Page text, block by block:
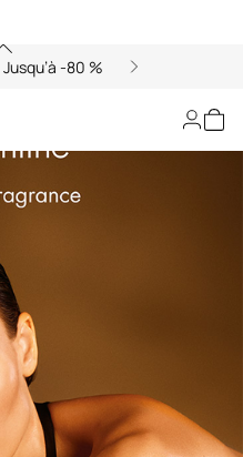
-80 %